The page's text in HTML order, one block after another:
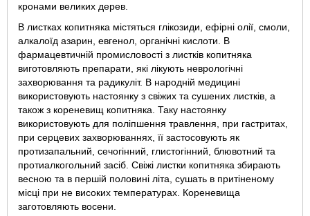
кронами великих дерев.
В листках копитняка містяться глікозиди, ефірні олії, смоли,
алкалоїд азарин, евгенол, органічні кислоти. В
фармацевтичній промисловості з листків копитняка
виготовляють препарати, які лікують неврологічні
захворювання та радикуліт. В народній медицині
використовують настоянку з свіжих та сушених листків, а
також з кореневищ копитняка. Таку настоянку
використовують для поліпшення травлення, при гастритах,
при серцевих захворюваннях, її застосовують як
протизапальний, сечогінний, глистогінний, блювотний та
протиалкогольний засіб. Свіжі листки копитняка збирають
весною та в першій половині літа, сушать в притіненому
місці при не високих температурах. Кореневища
заготовляють восени.